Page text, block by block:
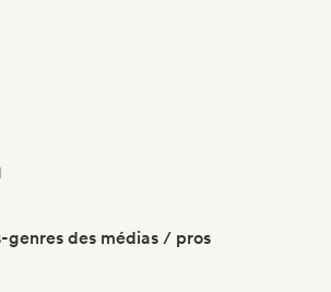
genres des médias / pros